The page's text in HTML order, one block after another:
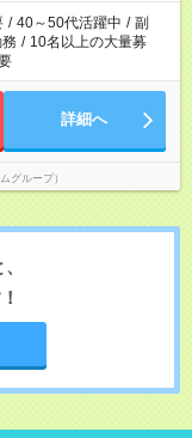
/ 40～50代活躍中 / 副
/ 10名以上の大量募
詳細へ
グループ）